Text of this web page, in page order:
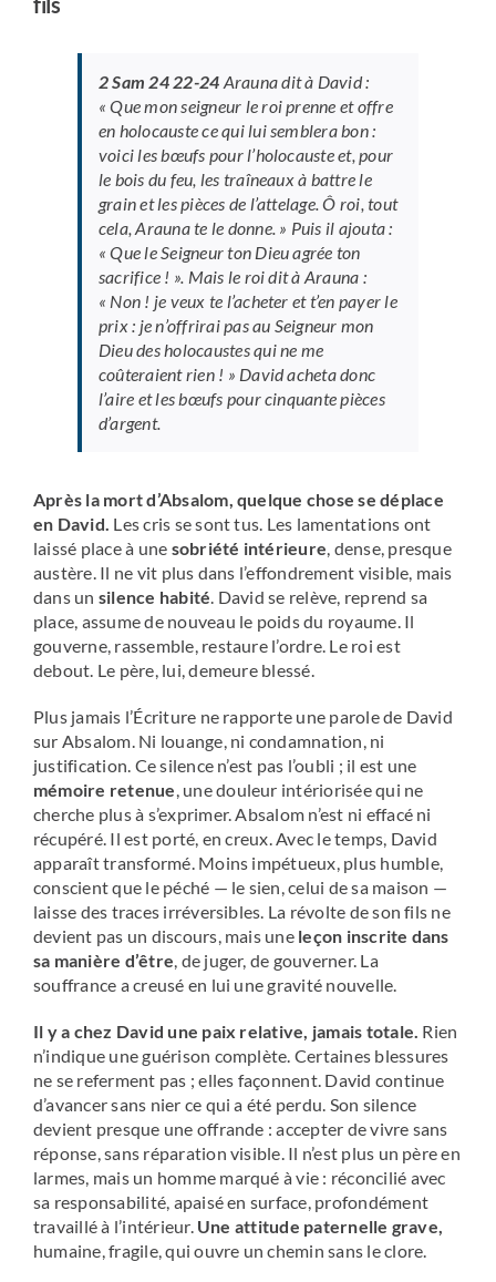
2 Sam 24 22-24 Arauna dit à David :
« Que mon seigneur le roi prenne et offre
en holocauste ce qui lui semblera bon :
voici les bœufs pour l’holocauste et, pour
le bois du feu, les traîneaux à battre le
grain et les pièces de l’attelage. Ô roi, tout
cela, Arauna te le donne. » Puis il ajouta :
« Que le Seigneur ton Dieu agrée ton
sacrifice ! ». Mais le roi dit à Arauna :
« Non ! je veux te l’acheter et t’en payer le
prix : je n’offrirai pas au Seigneur mon
Dieu des holocaustes qui ne me
coûteraient rien ! » David acheta donc
l’aire et les bœufs pour cinquante pièces
d’argent.
Après la mort d’Absalom, quelque chose se déplace
en David. Les cris se sont tus. Les lamentations ont
laissé place à une sobriété intérieure, dense, presque
austère. Il ne vit plus dans l’effondrement visible, mais
dans un silence habité. David se relève, reprend sa
place, assume de nouveau le poids du royaume. Il
gouverne, rassemble, restaure l’ordre. Le roi est
debout. Le père, lui, demeure blessé.
Plus jamais l’Écriture ne rapporte une parole de David
sur Absalom. Ni louange, ni condamnation, ni
justification. Ce silence n’est pas l’oubli ; il est une
mémoire retenue, une douleur intériorisée qui ne
cherche plus à s’exprimer. Absalom n’est ni effacé ni
récupéré. Il est porté, en creux. Avec le temps, David
apparaît transformé. Moins impétueux, plus humble,
conscient que le péché — le sien, celui de sa maison —
laisse des traces irréversibles. La révolte de son fils ne
devient pas un discours, mais une leçon inscrite dans
sa manière d’être, de juger, de gouverner. La
souffrance a creusé en lui une gravité nouvelle.
Il y a chez David une paix relative, jamais totale. Rien
n’indique une guérison complète. Certaines blessures
ne se referment pas ; elles façonnent. David continue
d’avancer sans nier ce qui a été perdu. Son silence
devient presque une offrande : accepter de vivre sans
réponse, sans réparation visible. Il n’est plus un père en
larmes, mais un homme marqué à vie : réconcilié avec
sa responsabilité, apaisé en surface, profondément
travaillé à l’intérieur. Une attitude paternelle grave,
humaine, fragile, qui ouvre un chemin sans le clore.